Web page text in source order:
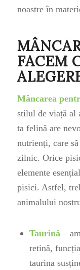
noastre în
FACEM
Mâncarea
stilul de viață al
ta felină are
nutrienți, care
zilnic. Orice
elemente
pisici. Astfel,
animalului
Taurină –
retină,
taurina